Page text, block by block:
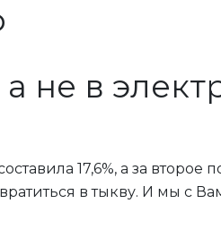
не в
17,6%, а за
в тыкву. И мы с